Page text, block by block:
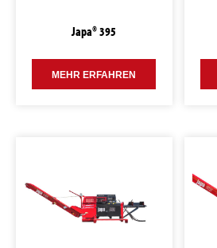
Japa® 395
MEHR ERFAHREN